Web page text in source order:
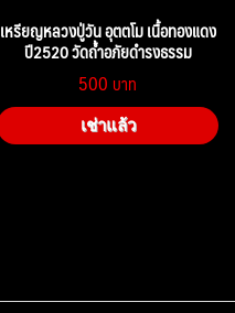
เหรียญหลวงปู่วัน อุตตโม เนื้อทองแดง
ปี2520 วัดถ้ำอภัยดำรงธรรม
500
เช่าแล้ว